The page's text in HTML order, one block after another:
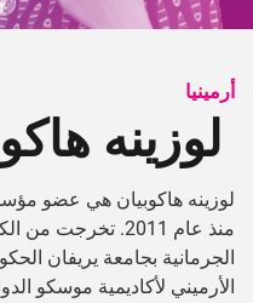
أرمينيا
لوزينه
لوزينه هاكوبيان هي عضو